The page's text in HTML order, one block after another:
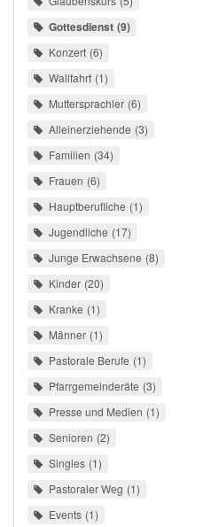
Gottesdienst 9
Konzert 6
Wallfahrt 1
Muttersprachler 6
Alleinerziehende 3
Familien 34
Frauen 6
Hauptberufliche 1
Jugendliche 17
Junge Erwachsene 8
Kinder 20
Kranke 1
Männer 1
Pastorale Berufe 1
Pfarrgemeinderäte 3
Presse und Medien 1
Senioren 2
Singles 1
Pastoraler Weg 1
Events 1